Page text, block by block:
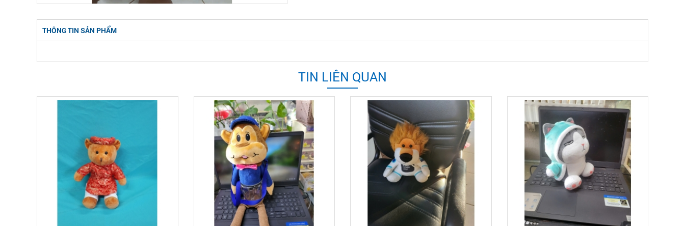
THÔNG TIN SẢN PHẨM
TIN LIÊN QUAN